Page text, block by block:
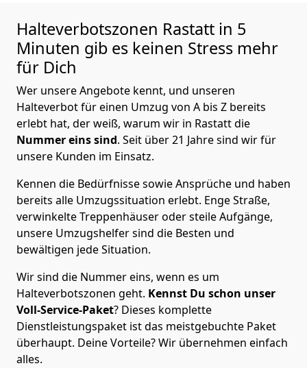
Halteverbotszonen Rastatt in 5
Minuten gib es keinen Stress mehr
für Dich
Wer unsere Angebote kennt, und unseren
Halteverbot für einen Umzug von A bis Z bereits
erlebt hat, der weiß, warum wir in Rastatt die
Nummer eins sind. Seit über 21 Jahre sind wir für
unsere Kunden im Einsatz.
Kennen die Bedürfnisse sowie Ansprüche und haben
bereits alle Umzugssituation erlebt. Enge Straße,
verwinkelte Treppenhäuser oder steile Aufgänge,
unsere Umzugshelfer sind die Besten und
bewältigen jede Situation.
Wir sind die Nummer eins, wenn es um
Halteverbotszonen geht. Kennst Du schon unser
Voll-Service-Paket? Dieses komplette
Dienstleistungspaket ist das meistgebuchte Paket
überhaupt. Deine Vorteile? Wir übernehmen einfach
alles.